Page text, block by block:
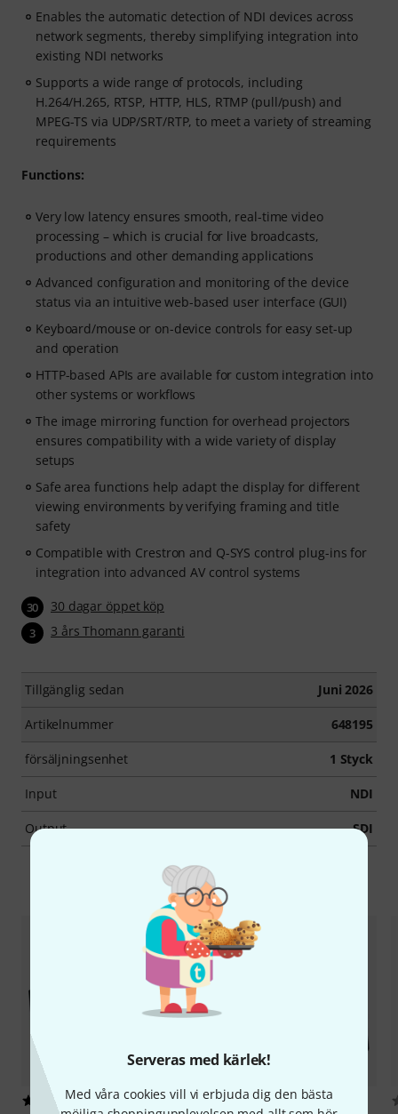
Serveras med kärlek!
Med våra cookies vill vi erbjuda dig den bästa
Enables the automatic detection of NDI devices across
network segments, thereby simplifying integration into
existing NDI networks
Supports a wide range of protocols, including
H.264/H.265, RTSP, HTTP, HLS, RTMP (pull/push) and
MPEG-TS via UDP/SRT/RTP, to meet a variety of streaming
requirements
Functions:
Very low latency ensures smooth, real-time video
processing – which is crucial for live broadcasts,
productions and other demanding applications
Advanced configuration and monitoring of the device
status via an intuitive web-based user interface (GUI)
Keyboard/mouse or on-device controls for easy set-up
and operation
HTTP-based APIs are available for custom integration into
other systems or workflows
The image mirroring function for overhead projectors
ensures compatibility with a wide variety of display
setups
Safe area functions help adapt the display for different
viewing environments by verifying framing and title
safety
Compatible with Crestron and Q-SYS control plug-ins for
integration into advanced AV control systems
30 30 dagar öppet köp
3 3 års Thomann garanti
Tillgänglig sedan Juni 2026
Artikelnummer 648195
försäljningsenhet 1 Styck
Input NDI
Output SDI
Tillbehör & matchande produkter
1 8902